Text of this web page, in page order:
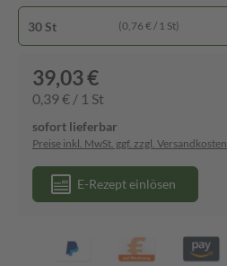
30 St (0,76 € / 1 St)
39,03 €
0,39 € / 1 St
sofort lieferbar
Preise inkl. MwSt. ggf. zzgl. Versandkosten
E-Rezept einlösen